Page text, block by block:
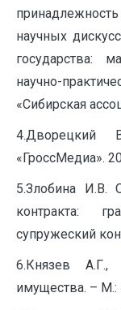
научных
государства:
научно-
«Сибирская
«ГроссМедиа».
5.Злобина И.В.
контракта:
супружеский
6.Князев
имущества. – М.: